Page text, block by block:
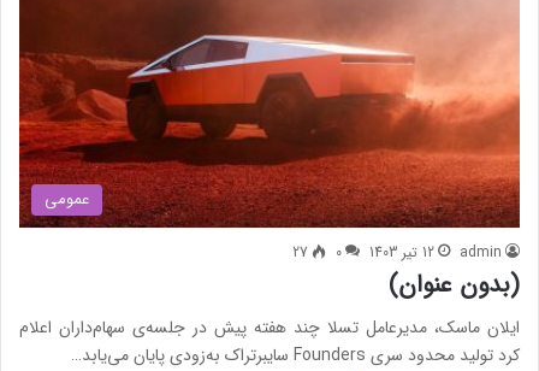
عمومی
admin 12 تیر 1403 0
27
(بدون عنوان)
ایلان ماسک، مدیرعامل تسلا چند هفته پیش در جلسه‌ی سهام‌داران اعلام
کرد تولید محدود سری Founders سایبرتراک به‌زودی پایان می‌یابد…